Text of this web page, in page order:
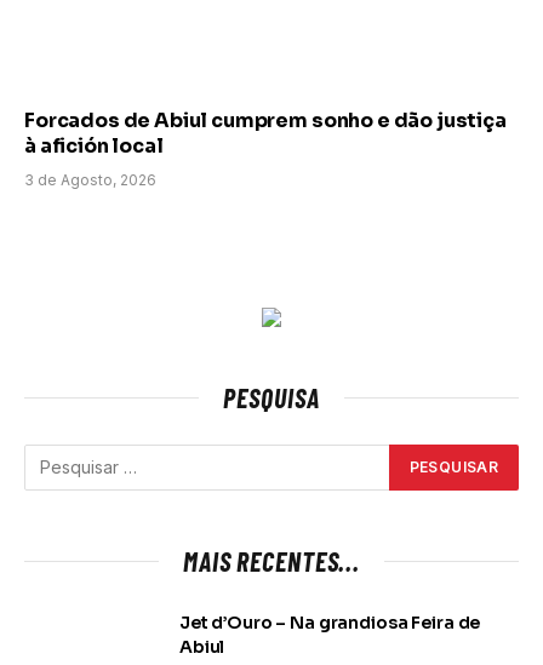
Forcados de Abiul cumprem sonho e dão justiça
à afición local
3 de Agosto, 2026
PESQUISA
MAIS RECENTES...
Jet d’Ouro – Na grandiosa Feira de
Abiul